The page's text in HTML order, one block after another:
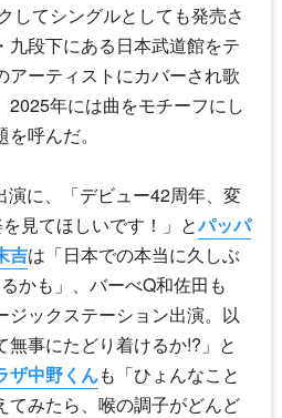
してシングルとしても発売さ
九段下にある日本武道館をテ
アーティストにカバーされ歌
2025年には曲をモチーフにし
呼んだ。
演に、「デビュー42周年、変
見てほしいです！」とパッパ
吉は「日本での本当に久しぶ
かも」、バーべQ和佐田も
ジックステーション出演。以
事にたどり着けるか!?」と
ザ中野くんも「ひょんなこと
てみたら、喉の調子がどんど